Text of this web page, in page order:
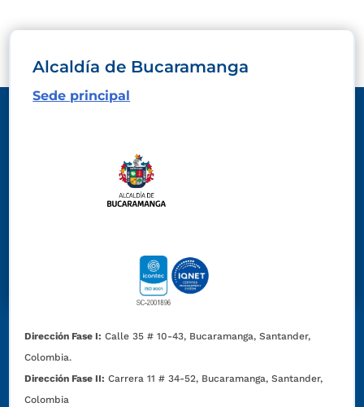
Alcaldía de Bucaramanga
Sede principal
Dirección Fase I: Calle 35 # 10-43, Bucaramanga, Santander,
Colombia.
Dirección Fase II: Carrera 11 # 34-52, Bucaramanga, Santander,
Colombia